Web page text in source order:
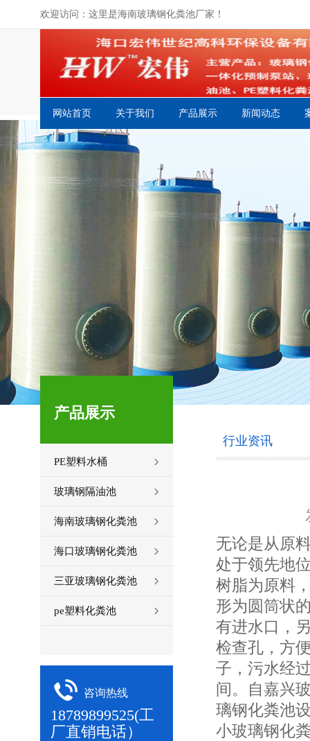
欢迎访问：这里是海南玻璃钢化粪池厂家！
网站首页 关于我们 产品展示 新闻动态
产品展示
PE塑料水桶
玻璃钢隔油池
海南玻璃钢化粪池
海口玻璃钢化粪池
三亚玻璃钢化粪池
pe塑料化粪池
咨询热线
18789899525(工
厂直销电话）
行业资讯
无论是从原
处于领先地
树脂为原料
形为圆筒状
有进水口，
检查孔，方
子，污水经
间。自嘉兴
璃钢化粪池
小玻璃钢化